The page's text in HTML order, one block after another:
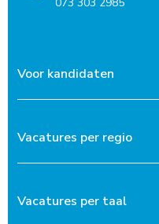
Voor kandidaten
Vacatures per regio
Vacatures per taal